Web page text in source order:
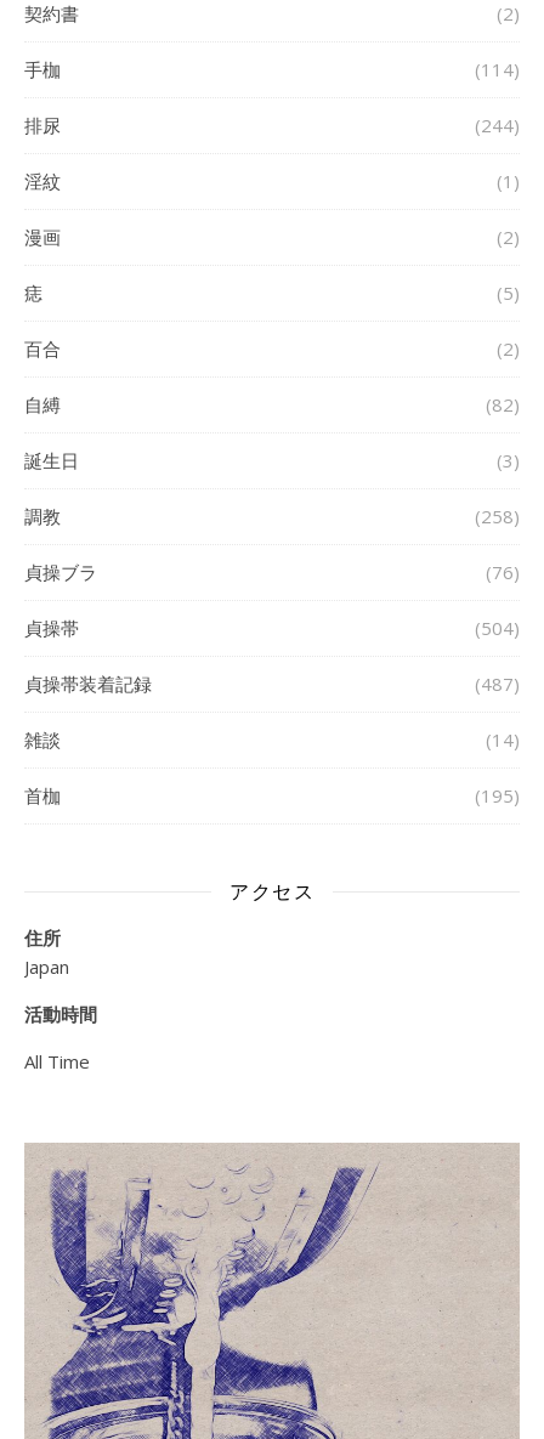
契約書 (2)
手枷 (114)
排尿 (244)
淫紋 (1)
漫画 (2)
痣 (5)
百合 (2)
自縛 (82)
誕生日 (3)
調教 (258)
貞操ブラ (76)
貞操帯 (504)
貞操帯装着記録 (487)
雑談 (14)
首枷 (195)
アクセス
住所
Japan
活動時間
All Time